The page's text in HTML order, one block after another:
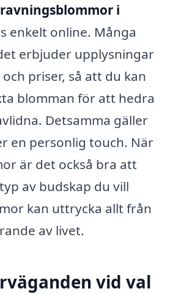
i
enkelt online. Många
erbjuder upplysningar
priser, så att du kan
blomman för att hedra
Detsamma gäller
en personlig touch. När
är det också bra att
av budskap du vill
kan uttrycka allt från
av livet.
vid val